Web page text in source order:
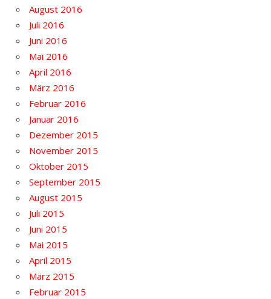
August 2016
Juli 2016
Juni 2016
Mai 2016
April 2016
März 2016
Februar 2016
Januar 2016
Dezember 2015
November 2015
Oktober 2015
September 2015
August 2015
Juli 2015
Juni 2015
Mai 2015
April 2015
März 2015
Februar 2015